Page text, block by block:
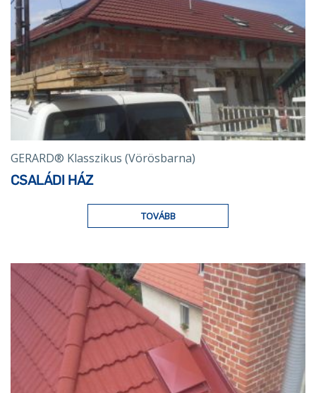
GERARD® Klasszikus (Vörösbarna)
CSALÁDI HÁZ
TOVÁBB